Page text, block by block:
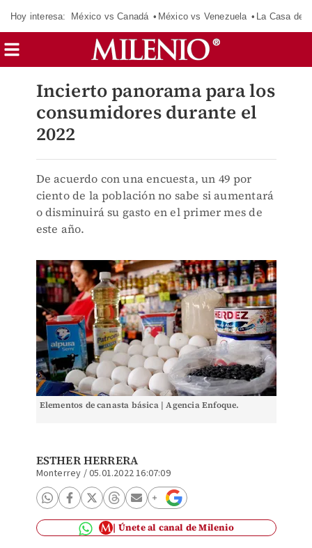
Hoy interesa: México vs Canadá México vs Venezuela La Casa de
Incierto panorama para los
consumidores durante el
2022
De acuerdo con una encuesta, un 49 por
ciento de la población no sabe si aumentará
o disminuirá su gasto en el primer mes de
este año.
Elementos de canasta básica | Agencia Enfoque.
ESTHER HERRERA
Monterrey /05.01.2022 16:07:09
Únete al canal de Milenio